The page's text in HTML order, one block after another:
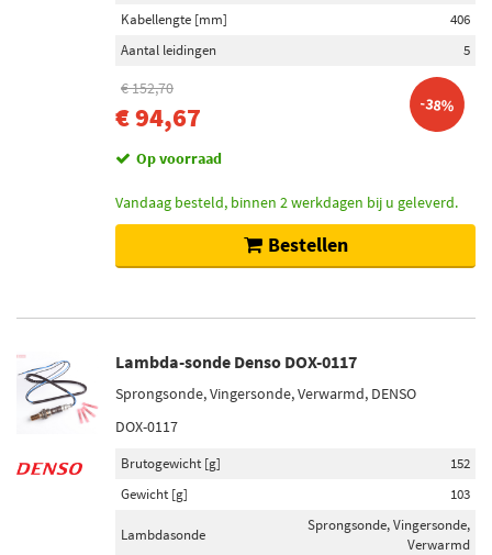
Kabellengte [mm]
406
Aantal leidingen
5
€ 152,70
€ 94,67 -38%
Op voorraad
Vandaag besteld, binnen 2 werkdagen bij u geleverd.
Bestellen
Lambda-sonde Denso DOX-0117
Sprongsonde, Vingersonde, Verwarmd, DENSO
DOX-0117
Brutogewicht [g]
152
Gewicht [g]
103
Lambdasonde
Sprongsonde, Vingersonde,
Verwarmd